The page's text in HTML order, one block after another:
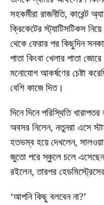
সহকর্মীরা রাজনীতি, কারেন্ট
ক্রিকেটের স্ট্যাটিসটিকস
থেকে ফেরার পর কিছুদিন
পাতা কিংবা খেলার পাতা
মনোযোগ আকর্ষণের চেষ্টা
বেশি কাজে দিত।
দিনে দিনে পরিস্থিতি
অবসর নিলেন, নতুনরা এসে
হতভম্ব হয়ে দেখলেন,
জুতো পরে স্কুলে চলে
রইলেন, তারপর
‘আপনি কিছু বলবেন না?’